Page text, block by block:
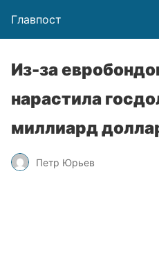
Главпост
Из-за
нарастила
миллиард
Петр Юрьев